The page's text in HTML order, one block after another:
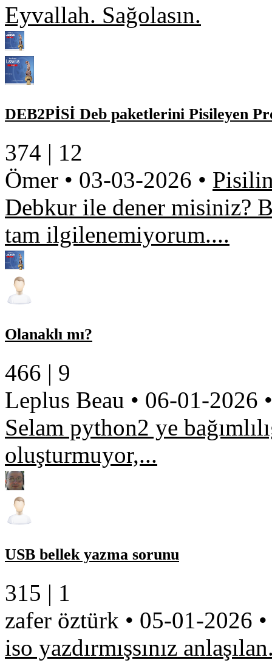
Eyvallah. Sağolasın.
DEB2PİSİ Deb paketlerini Pisileyen
374 | 12
Ömer • 03-03-2026 •
Debkur ile dener misiniz?
tam ilgilenemiyorum....
Olanaklı mı?
466 | 9
Leplus Beau • 06-01-2026 •
Selam python2 ye
oluşturmuyor,...
USB bellek yazma sorunu
315 | 1
zafer öztürk • 05-01-2026 •
iso yazdırmışsınız